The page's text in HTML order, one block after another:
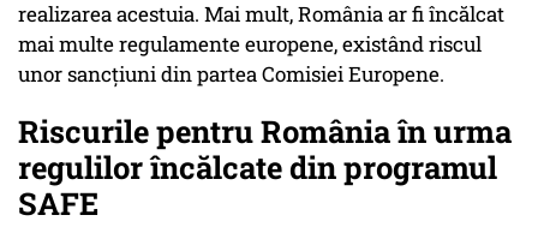
realizarea acestuia. Mai mult, România ar fi încălcat
mai multe regulamente europene, existând riscul
unor sancțiuni din partea Comisiei Europene.
Riscurile pentru România în urma
regulilor încălcate din programul
SAFE